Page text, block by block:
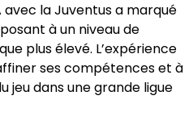
avec la Juventus a marqué
à un niveau de
plus élevé. L’expérience
ses compétences et à
jeu dans une grande ligue